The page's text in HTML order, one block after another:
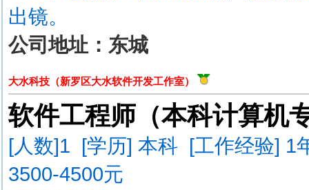
出镜。
公司地址：东城
大水科技（新罗区大水软件开发工作室）
软件工程师（本科计算机
[人数]1 [学历] 本科 [工作经验] 1
3500-4500元